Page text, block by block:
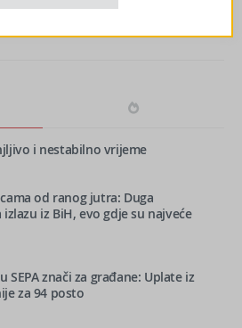
i nestabilno vrijeme
od ranog jutra: Duga
iz BiH, evo gdje su najveće
SEPA znači za građane: Uplate iz
za 94 posto